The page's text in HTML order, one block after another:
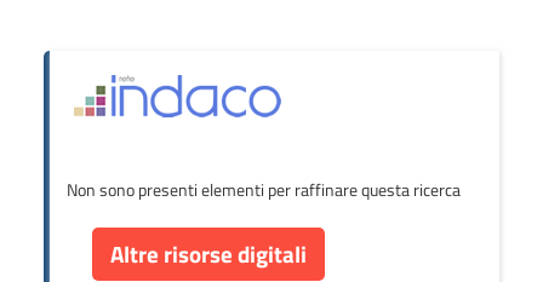
Non sono presenti elementi per raffinare questa ricerca
Altre risorse digitali